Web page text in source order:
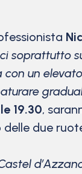
soprattutto
un
19.30,
due